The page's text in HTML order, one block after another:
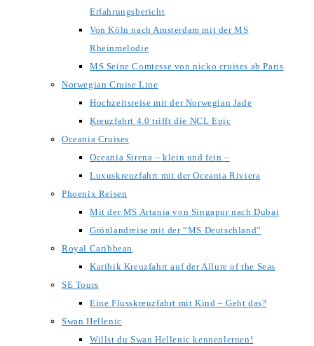
Erfahrungsbericht
Von Köln nach Amsterdam mit der MS
Rheinmelodie
MS Seine Comtesse von nicko cruises ab Paris
Norwegian Cruise Line
Hochzeitsreise mit der Norwegian Jade
Kreuzfahrt 4.0 trifft die NCL Epic
Oceania Cruises
Oceania Sirena – klein und fein –
Luxuskreuzfahrt mit der Oceania Riviera
Phoenix Reisen
Mit der MS Artania von Singapur nach Dubai
Grönlandreise mit der “MS Deutschland”
Royal Caribbean
Karibik Kreuzfahrt auf der Allure of the Seas
SE Tours
Eine Flusskreuzfahrt mit Kind – Geht das?
Swan Hellenic
Willst du Swan Hellenic kennenlernen!